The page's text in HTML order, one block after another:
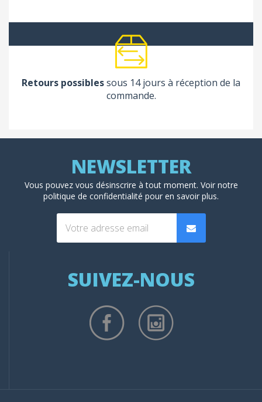
Retours possiblessous 14 jours à réception de la
commande.
Vous pouvez vous désinscrire à tout moment. Voir notre
politique de confidentialité pour en savoir plus.
SUIVEZ-NOUS